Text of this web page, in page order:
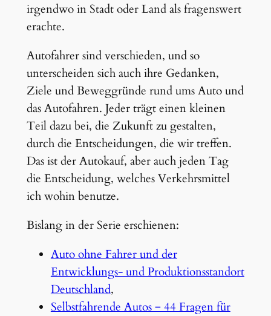
irgendwo in Stadt oder Land als fragenswert
erachte.
Autofahrer sind verschieden, und so
unterscheiden sich auch ihre Gedanken,
Ziele und Beweggründe rund ums Auto und
das Autofahren. Jeder trägt einen kleinen
Teil dazu bei, die Zukunft zu gestalten,
durch die Entscheidungen, die wir treffen.
Das ist der Autokauf, aber auch jeden Tag
die Entscheidung, welches Verkehrsmittel
ich wohin benutze.
Bislang in der Serie erschienen:
Auto ohne Fahrer und der
Entwicklungs- und Produktionsstandort
Deutschland,
Selbstfahrende Autos ‒ 44 Fragen für